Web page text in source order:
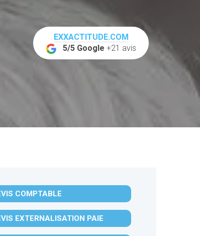
EXXACTITUDE.COM
5/5 Google +21 avis
COMPTABLE
EXTERNALISATION PAIE